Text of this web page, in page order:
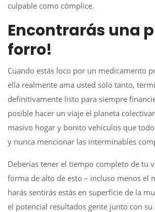
culpable como cómplice.
Encontrarás una
forro!
Cuando estás loco por un medicamento
ella realmente ama usted sólo tanto,
definitivamente listo para siempre
posible hacer un viaje el planeta
masivo hogar y bonito vehículos que
y nunca mencionar las interminables
Deberías tener el tiempo completo de tu
forma de alto de esto – incluso menos el
harás sentirás estás en superficie de la
el potencial resultados gente junto con